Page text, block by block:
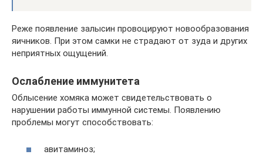
Реже появление залысин провоцируют новообразования
яичников. При этом самки не страдают от зуда и других
неприятных ощущений.
Ослабление иммунитета
Облысение хомяка может свидетельствовать о
нарушении работы иммунной системы. Появлению
проблемы могут способствовать:
авитаминоз;